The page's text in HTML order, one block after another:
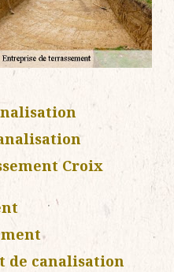
Croix
de canalisation